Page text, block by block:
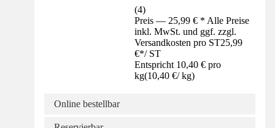
(4)
Preis — 25,99 € * Alle Preise
inkl. MwSt. und ggf. zzgl.
Versandkosten pro ST25,99
€*/ ST
Entspricht 10,40 € pro
kg(10,40 €/ kg)
Online bestellbar